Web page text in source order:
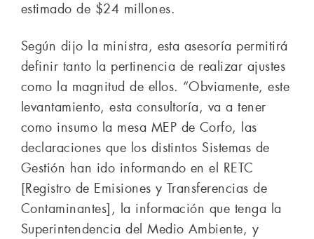
estimado de $24 millones.
Según dijo la ministra, esta asesoría permitirá
definir tanto la pertinencia de realizar ajustes
como la magnitud de ellos. “Obviamente, este
levantamiento, esta consultoría, va a tener
como insumo la mesa MEP de Corfo, las
declaraciones que los distintos Sistemas de
Gestión han ido informando en el RETC
[Registro de Emisiones y Transferencias de
Contaminantes], la información que tenga la
Superintendencia del Medio Ambiente, y